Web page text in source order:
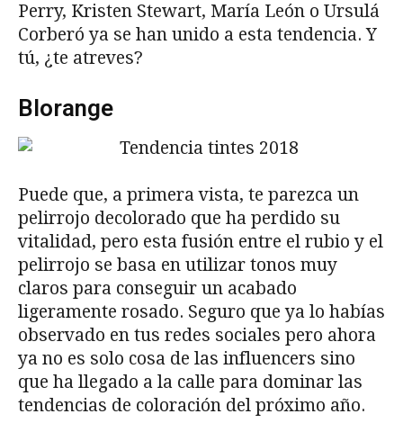
Perry, Kristen Stewart, María León o Ursulá
Corberó ya se han unido a esta tendencia. Y
tú, ¿te atreves?
Blorange
Puede que, a primera vista, te parezca un
pelirrojo decolorado que ha perdido su
vitalidad, pero esta fusión entre el rubio y el
pelirrojo se basa en utilizar tonos muy
claros para conseguir un acabado
ligeramente rosado. Seguro que ya lo habías
observado en tus redes sociales pero ahora
ya no es solo cosa de las influencers sino
que ha llegado a la calle para dominar las
tendencias de coloración del próximo año.